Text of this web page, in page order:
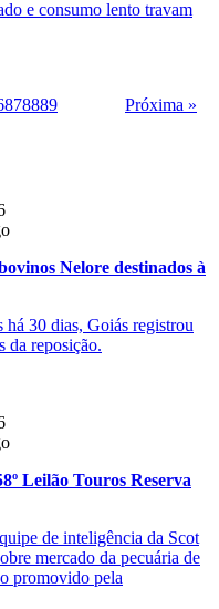
e consumo lento travam
878889 Próxima »
Nelore destinados à
há 30 dias, Goiás registrou
da reposição.
Leilão Touros Reserva
de inteligência da Scot
mercado da pecuária de
promovido pela